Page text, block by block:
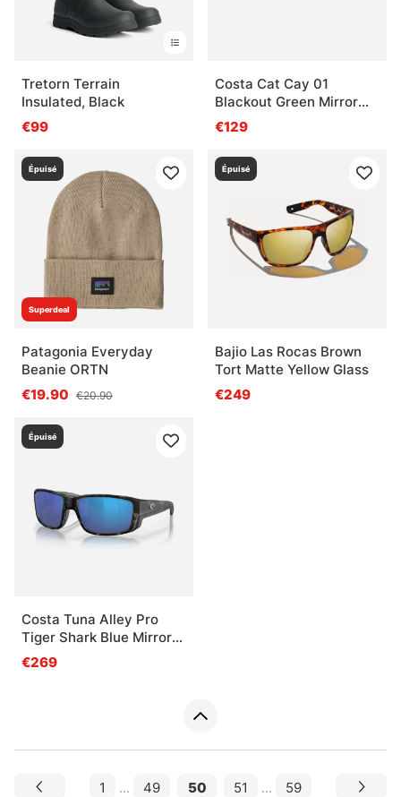
Tretorn Terrain
Insulated, Black
€99
Costa Cat Cay 01
Blackout Green Mirror
580P
€129
Superdeal
Épuisé
Patagonia Everyday
Beanie ORTN
€19.90 €20.90
Épuisé
Bajio Las Rocas Brown
Tort Matte Yellow Glass
€249
Épuisé
Costa Tuna Alley Pro
Tiger Shark Blue Mirror
580G
€269
1 ... 49 50 51 ... 59